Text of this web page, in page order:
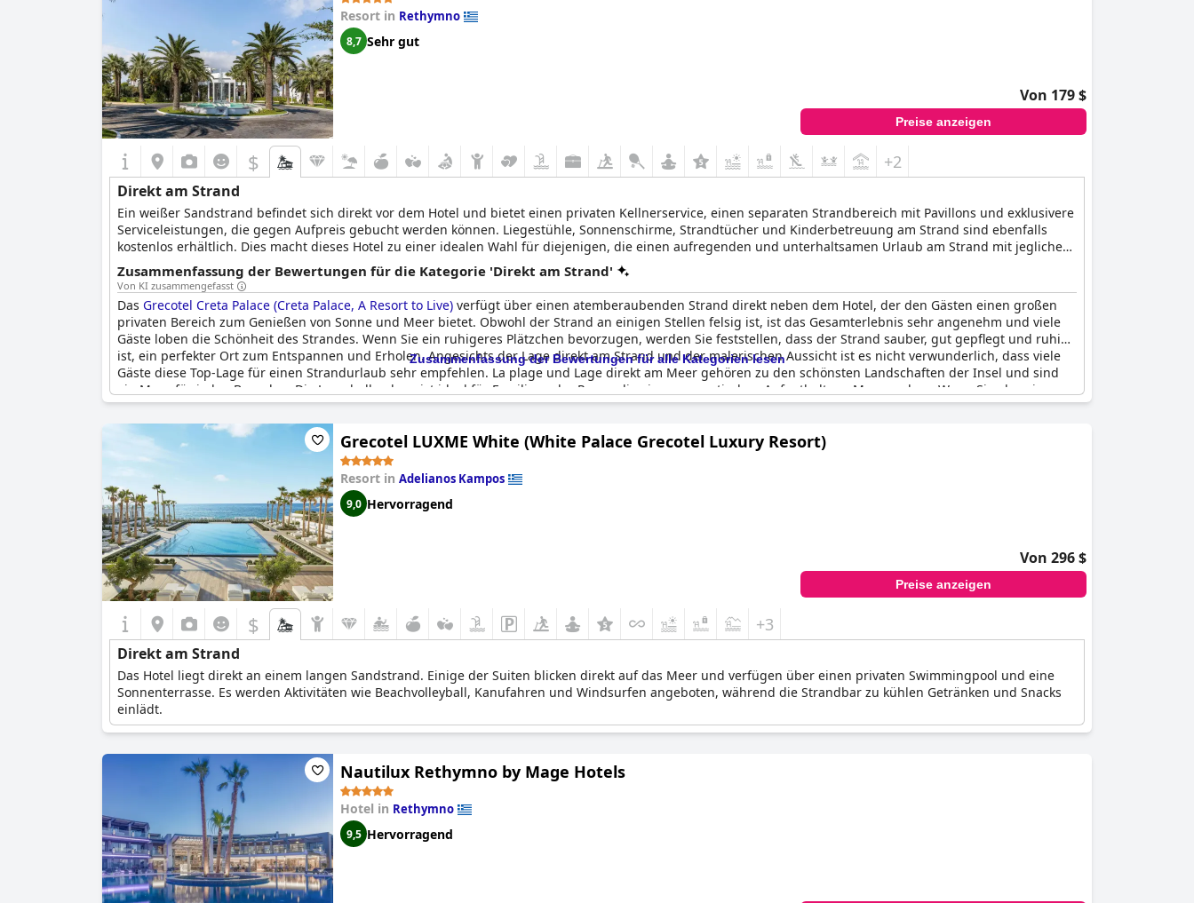
Resort in Rethymno
8,7 Sehr gut
Von 179 $
Preise anzeigen
$ +2
Direkt am Strand
Ein weißer Sandstrand befindet sich direkt vor dem Hotel und bietet einen privaten Kellnerservice, einen separaten Strandbereich mit Pavillons und exklusivere
Serviceleistungen, die gegen Aufpreis gebucht werden können. Liegestühle, Sonnenschirme, Strandtücher und Kinderbetreuung am Strand sind ebenfalls
kostenlos erhältlich. Dies macht dieses Hotel zu einer idealen Wahl für diejenigen, die einen aufregenden und unterhaltsamen Urlaub am Strand mit jeglichem
Komfort verbringen möchten.
Zusammenfassung der Bewertungen für die Kategorie 'Direkt am Strand'
Von KI zusammengefasst
Das Grecotel Creta Palace (Creta Palace, A Resort to Live) verfügt über einen atemberaubenden Strand direkt neben dem Hotel, der den Gästen einen großen
privaten Bereich zum Genießen von Sonne und Meer bietet. Obwohl der Strand an einigen Stellen felsig ist, ist das Gesamterlebnis sehr angenehm und viele
Gäste loben die Schönheit des Strandes. Wenn Sie ein ruhigeres Plätzchen bevorzugen, werden Sie feststellen, dass der Strand sauber, gut gepflegt und ruhig
ist, ein perfekter Ort zum Entspannen und Erholen. Angesichts der Lage direkt am Strand und der malerischen Aussicht ist es nicht verwunderlich, dass viele
Gäste diese Top-Lage für einen Strandurlaub sehr empfehlen. La plage und Lage direkt am Meer gehören zu den schönsten Landschaften der Insel und sind
ein Muss für jeden Besucher. Die Lage belle plage ist ideal für Familien oder Paare, die einen romantischen Aufenthalt am Meer suchen. Wenn Sie also eine
Reise nach Griechenland planen und einen Ort suchen, an dem Sie Sonne tanken können, ist dasGrecotel Creta Palace (Creta Palace, A Resort to Live)die
perfekte Wahl für einen Strandurlaub.
Zusammenfassung der Bewertungen für alle Kategorien lesen
Grecotel LUXME White (White Palace Grecotel Luxury Resort)
Resort in Adelianos Kampos
9,0 Hervorragend
Von 296 $
Preise anzeigen
$ +3
Direkt am Strand
Das Hotel liegt direkt an einem langen Sandstrand. Einige der Suiten blicken direkt auf das Meer und verfügen über einen privaten Swimmingpool und eine
Sonnenterrasse. Es werden Aktivitäten wie Beachvolleyball, Kanufahren und Windsurfen angeboten, während die Strandbar zu kühlen Getränken und Snacks
einlädt.
Nautilux Rethymno by Mage Hotels
Hotel in Rethymno
9,5 Hervorragend